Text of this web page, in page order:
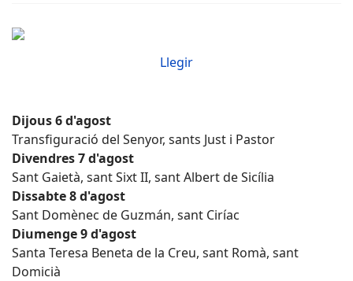
Llegir
Dijous 6 d'agost
Transfiguració del Senyor, sants Just i Pastor
Divendres 7 d'agost
Sant Gaietà, sant Sixt II, sant Albert de Sicília
Dissabte 8 d'agost
Sant Domènec de Guzmán, sant Ciríac
Diumenge 9 d'agost
Santa Teresa Beneta de la Creu, sant Romà, sant
Domicià